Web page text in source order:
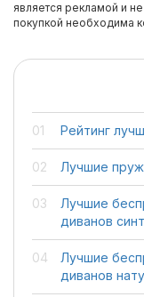
является рекламой и
покупкой необходима
Рейтинг
Лучшие
Лучшие
диванов
Лучшие
диванов